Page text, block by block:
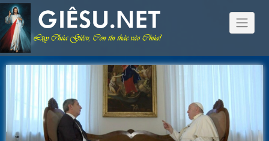
Skip
to
content